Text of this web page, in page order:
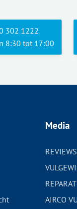
302 1222
8:30 tot 17:00
Media
AIRCO